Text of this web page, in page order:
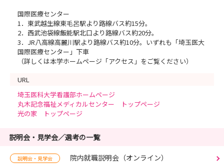
国際医療センター
1．東武越生線東毛呂駅より路線バス約15分。
2．西武池袋線飯能駅北口より路線バス約20分。
3．JR八高線高麗川駅より路線バス約10分。いずれも「埼玉医大
国際医療センター」下車
（詳しくは本学ホームページ「アクセス」をご覧ください）
URL
埼玉医科大学看護部ホームページ
丸木記念福祉メディカルセンター トップページ
光の家 トップページ
説明会・見学会／選考の一覧
説明会・見学会 院内就職説明会（オンライン）